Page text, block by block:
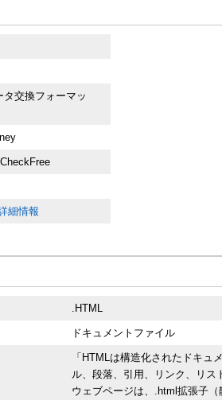
交換フォーマッ
細情報
.HTML
ドキュメントファイル
「HTMLは構造化されたドキュ
ル、段落、引用、リンク、リ
ウェブページは、.html拡張子